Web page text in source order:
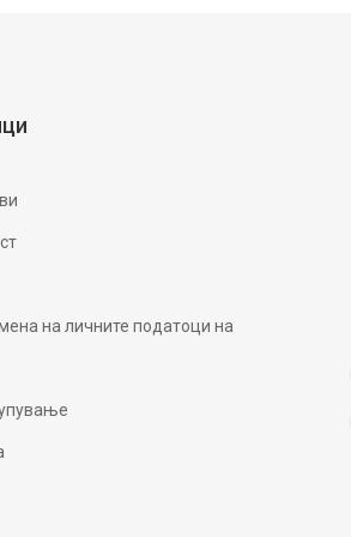
на личните податоци на